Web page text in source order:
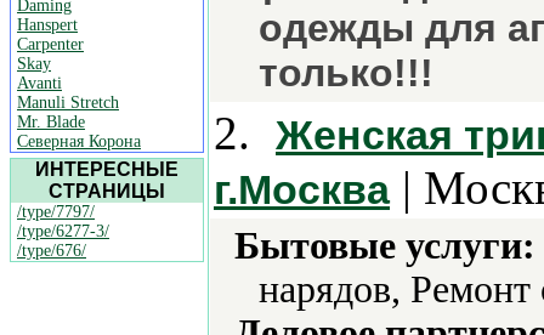
Daming
Hanspert
Carpenter
Skay
Avanti
Manuli Stretch
Mr. Blade
Северная Корона
ИНТЕРЕСНЫЕ
СТРАНИЦЫ
/type/7797/
/type/6277-3/
/type/676/
одежды для
только!!!
2.
Женская
г.Москва|
Бытовые услуги:
нарядов,